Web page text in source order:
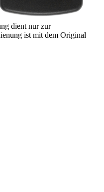
dient nur zur
ist mit dem Original